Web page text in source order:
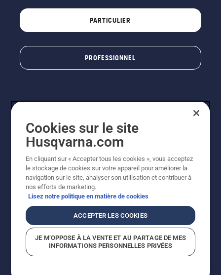
le
moteur
de la
à
quelques
arbre. La
d'huile
projetée
sur le
indique
que le
système
fonctionne.
PARTICULIER
PROFESSIONNEL
© Husqvarna AB (publ). Tous droits réservés. Les prix
indiqués sont à titre indicatif de Husqvarna Schweiz AG
aux revendeurs participants, prix en CHF, TVA 8,1 % et
TAR incluses. Sous réserve de modification. Tous les
prix indiqués sont des prix de vente recommandés (TVA
incluse), sauf si le produit est disponible pour un achat
Avis de confidentialitéImpressionCGVL Shop en ligne
Signalement de violations présumées
Cookies sur le site
Husqvarna.com
En cliquant sur « Accepter tous les cookies », vous acceptez
le stockage de cookies sur votre appareil pour améliorer la
navigation sur le site, analyser son utilisation et contribuer à
nos efforts de marketing.
Lisez notre politique en matière de cookies
ACCEPTER LES COOKIES
JE M’OPPOSE À LA VENTE ET AU PARTAGE DE MES
INFORMATIONS PERSONNELLES PRIVÉES